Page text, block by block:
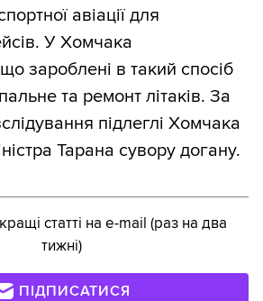
авіації для
У Хомчака
зароблені в такий спосіб
та ремонт літаків. За
підлеглі Хомчака
Тарана сувору догану.
статті на e-mail (раз на два
тижні)
ПІДПИСАТИСЯ